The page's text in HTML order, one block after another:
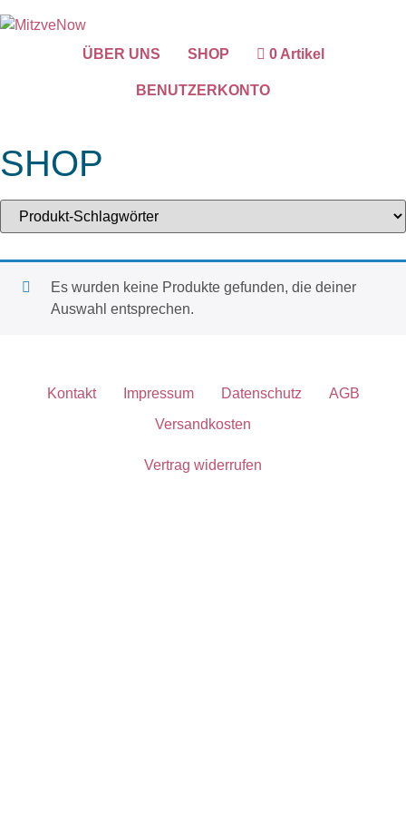
ÜBER UNS SHOP 0 Artikel
BENUTZERKONTO
SHOP
Es wurden keine Produkte gefunden, die deiner
Auswahl entsprechen.
Kontakt Impressum Datenschutz
AGB
Versandkosten
Vertrag widerrufen